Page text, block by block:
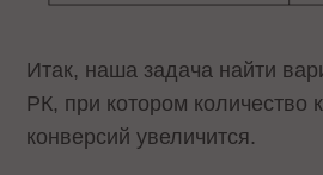
Итак, наша задача найти
РК, при котором количество
конверсий увеличится.